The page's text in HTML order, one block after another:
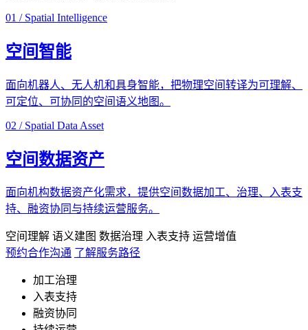
01 / Spatial Intelligence
空间智能
面向机器人、无人机和具身智能，把物理空间转译为可理解、
可定位、可协同的空间语义地图。
02 / Spatial Data Asset
空间数据资产
面向机构数据资产化需求，提供空间数据加工、治理、入表支
持、融资协同与持续运营服务。
空间理解 语义建图 数据治理 入表支持 运营增值
预约合作沟通 了解服务路径
加工治理
入表支持
融资协同